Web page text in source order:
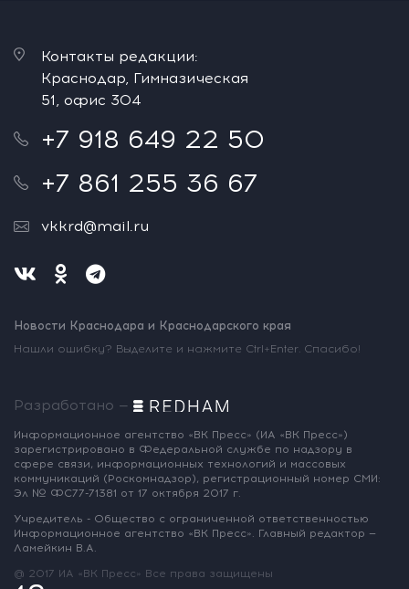
Контакты редакции:
Краснодар, Гимназическая
51, офис 304
+7 918 649 22 50
+7 861 255 36 67
vkkrd@mail.ru
Новости Краснодара и Краснодарского края
Нашли ошибку? Выделите и нажмите Ctrl+Enter. Спасибо!
Разработано —
Информационное агентство «ВК Пресс» (ИА «ВК Пресс»)
зарегистрировано в Федеральной службе по надзору в
сфере связи, информационных технологий и массовых
коммуникаций (Роскомнадзор), регистрационный номер СМИ:
Эл № ФС77-71381 от 17 октября 2017 г.
Учредитель - Общество с ограниченной ответственностью
Информационное агентство «ВК Пресс». Главный редактор —
Ламейкин В.А.
@ 2017 ИА «ВК Пресс» Все права защищены